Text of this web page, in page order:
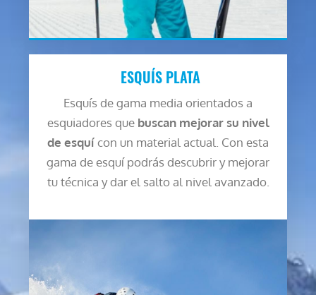
ESQUÍS PLATA
Esquís de gama media orientados a
esquiadores que buscan mejorar su nivel
de esquícon un material actual. Con esta
gama de esquí podrás descubrir y mejorar
tu técnica y dar el salto al nivel avanzado.